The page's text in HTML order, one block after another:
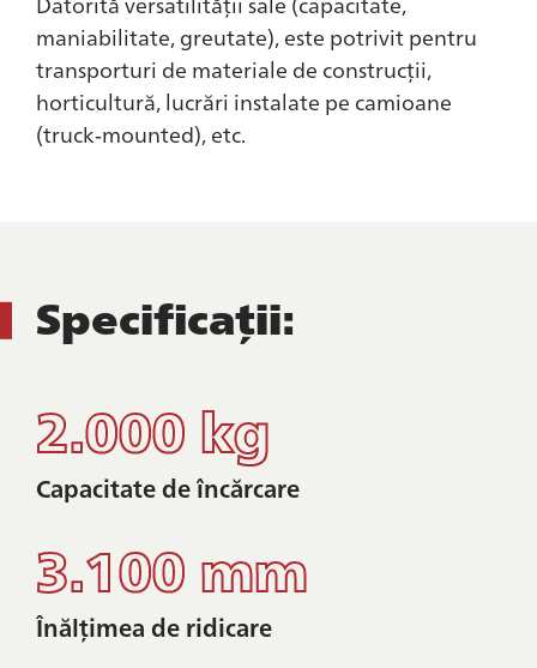
maniabilitate, greutate), este potrivit pentru
transporturi de materiale de construcții,
horticultură, lucrări instalate pe camioane
(truck‑mounted), etc.
Specificații:
2.000 kg
Capacitate de încărcare
3.100 mm
Înălțimea de ridicare